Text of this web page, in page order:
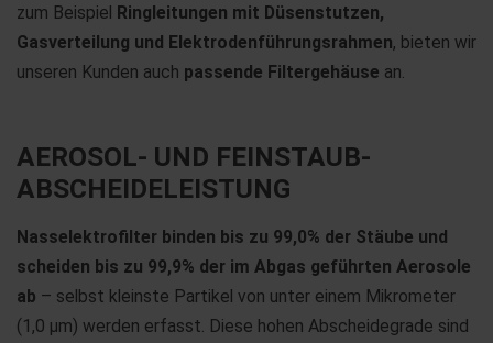
zum Beispiel Ringleitungen mit Düsenstutzen,
Gasverteilung und Elektrodenführungsrahmen, bieten wir
unseren Kunden auch passende Filtergehäuse an.
AEROSOL- UND FEINSTAUB-
ABSCHEIDELEISTUNG
Nasselektrofilter binden bis zu 99,0% der Stäube und
scheiden bis zu 99,9% der im Abgas geführten Aerosole
ab – selbst kleinste Partikel von unter einem Mikrometer
(1,0 μm) werden erfasst. Diese hohen Abscheidegrade sind